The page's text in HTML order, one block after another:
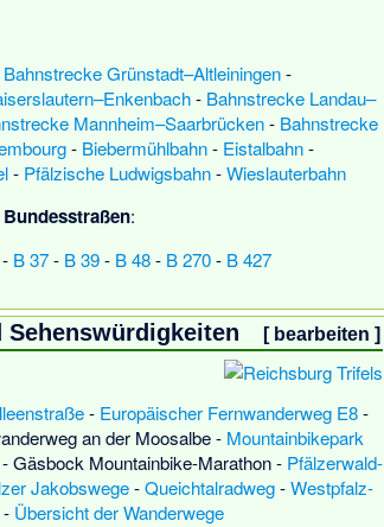
Bahnstrecke Grünstadt–Altleiningen-
- Bahnstrecke Landau–
Mannheim–Saarbrücken- Bahnstrecke
- Biebermühlbahn- Eistalbahn-
- Pfälzische Ludwigsbahn-Wieslauterbahn
:
B 37- B 39- B 48- B 270- B 427
Sehenswürdigkeiten [ bearbeiten ]
- Europäischer Fernwanderweg E8-
an der Moosalbe- Mountainbikepark
Gäsbock Mountainbike-Marathon- Pfälzerwald-
Jakobswege-Queichtalradweg-Westpfalz-
Übersicht der Wanderwege